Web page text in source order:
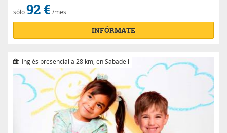
sólo92 € /mes
INFÓRMATE
Inglés presencial a 28 km, en Sabadell